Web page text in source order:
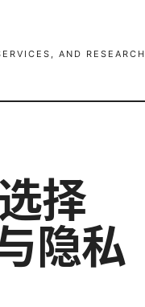
AND RESEARCH
择
隐私